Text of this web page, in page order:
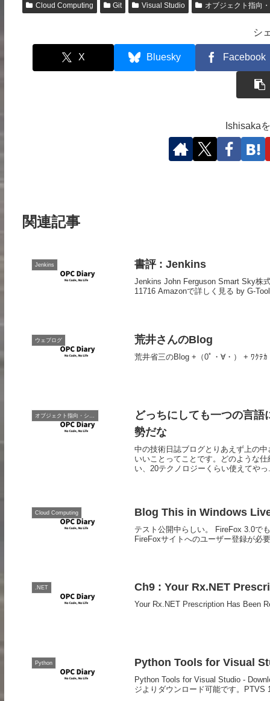
Cloud Computing Git Visual Studio オブジェクト指向
シ
X Bluesky Facebook
Ishisaka
関連記事
Jenkins 書評 : Jenkins
Jenkins John Ferguson Smart Sky株
11716 Amazonで詳しく見る by G-
ウェブログ 荒井さんのBlog
荒井省三のBlog +（0ﾟ・∀・） + ﾜｸﾃｶ
どっちにしても一つの言
勢だな
中の技術日誌ブログとりあえず上の
いいことってことです。どのような
い、20テクノロジーくらい使えてやっ
Cloud Computing Blog This in Windows
テスト公開中らしい。 FireFox 3.0で
FireFoxサイトへのユーザー登録が必
.NET Ch9 : Your Rx.NET
Your Rx.NET Prescription Has Been
Python Python Tools for Visual
Python Tools for Visual Studio -
ジよりダウンロード可能です。PTVS